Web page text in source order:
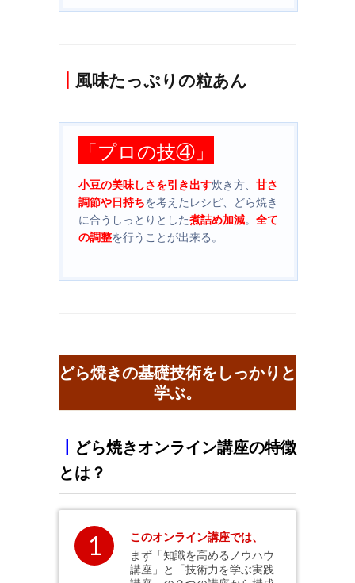
┃ 風味たっぷりの粒あん
「プロの技④ 」
小豆の美味しさを引き出す炊き方、 甘さ
調節や日持ちを考えたレシピ、どら焼き
に合うしっとりとした煮詰め加減。 全て
の調整を行うことが出来る。
どら焼きの基礎技術をしっかりと
学ぶ。
どら焼きオンライン講座の特徴
とは？
1
このオンライン講座では、
まず「知識を高めるノウハウ
講座」と「技術力を学ぶ実践